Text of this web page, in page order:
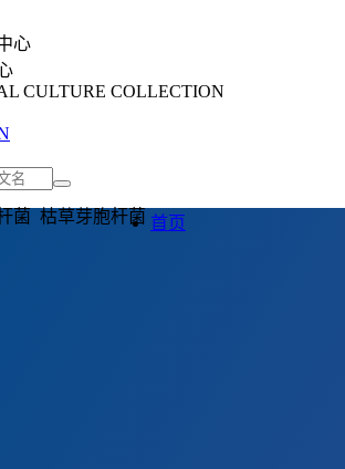
CULTURE COLLECTION
菌 枯草芽胞杆菌 首页